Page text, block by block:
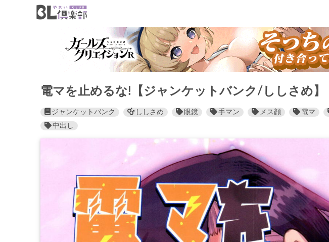
電マを止めるな!【ジャンケットバンク/ししさめ】
ジャンケットバンク ししさめ 眼鏡 手マン メス顔 電マ
中出し